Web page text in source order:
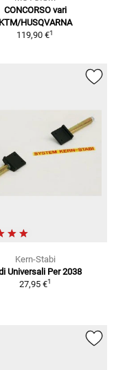
CONCORSO vari
KTM/HUSQVARNA
119,90 €1
Kern-Stabi
Universali Per 2038
27,95 €1